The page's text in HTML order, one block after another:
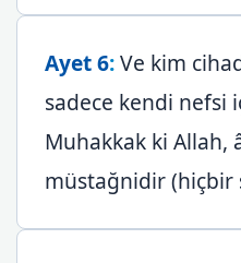
Ayet 6:Ve kim
sadece kendi nefsi
Muhakkak ki Allah,
müstağnidir (hiçbir